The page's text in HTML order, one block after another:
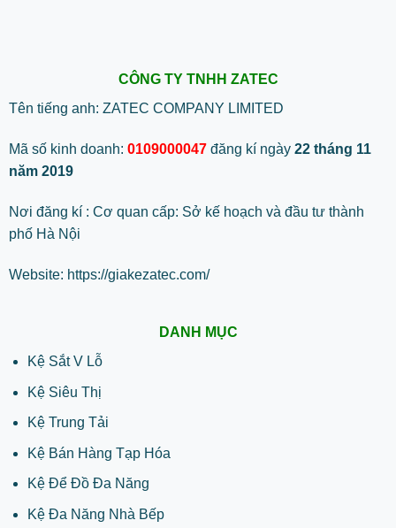
CÔNG TY TNHH ZATEC
Tên tiếng anh: ZATEC COMPANY LIMITED
Mã số kinh doanh: 0109000047 đăng kí ngày22 tháng 11
năm 2019
Nơi đăng kí : Cơ quan cấp: Sở kế hoạch và đầu tư thành
phố Hà Nội
Website: https://giakezatec.com/
DANH MỤC
Kệ Sắt V Lỗ
Kệ Siêu Thị
Kệ Trung Tải
Kệ Bán Hàng Tạp Hóa
Kệ Để Đồ Đa Năng
Kệ Đa Năng Nhà Bếp